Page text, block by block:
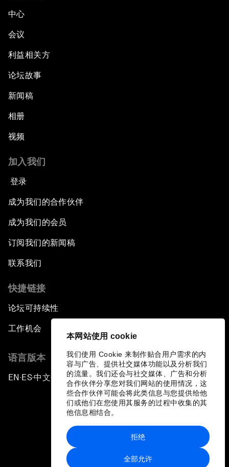
本网站使用 cookie
我们使用 Cookie 来制作贴合用户需求的内
容与广告、提供社交媒体功能以及分析我们
的流量。我们还会与社交媒体、广告和分析
合作伙伴分享您对我们网站的使用情况，这
些合作伙伴可能会将此类信息与您提供给他
们或他们在您使用其服务的过程中收集的其
他信息相结合。
全部允许
拒绝
中心
会议
利益相关方
论坛故事
新闻稿
相册
视频
加入我们
登录
成为我们的合作伙伴
成为我们的会员
订阅我们的新闻稿
联系我们
快捷链接
论坛可持续性
工作机会
语言版本
EN ▪ES▪中文▪ 日本語
站点地图